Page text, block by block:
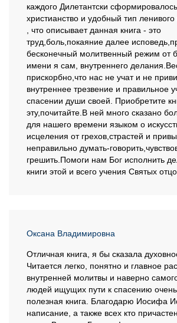
каждого Дилетантски
христианство и удобный тип
, что описывает данная книга - это
труд,боль,покаяние далее
бесконечный молитвенный режим от
имени я сам, внутреннего
прискорбно,что нас не учат и не
внутреннее трезвение и правильное
спасении души своей. Приобретите
эту,почитайте.В ней много сказано
для нашего времени языком о
исцеления от грехов,страстей и
неправильно думать-
грешить.Помоги нам Бог исполнить
книги этой и всего учения Святых
Оксана Владимировна
Отличная книга, я бы сказала
Читается легко, понятно и главное
внутренней молитвы и наверно
людей ищущих пути к спасению
полезная книга. Благодарю Иосифа
написание, а также всех кто